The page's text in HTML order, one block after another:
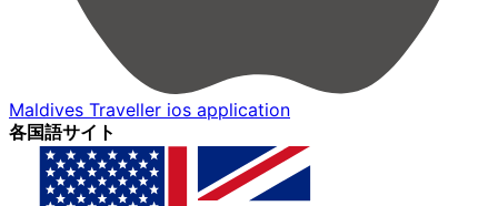
Maldives Traveller ios application
各国語サイト